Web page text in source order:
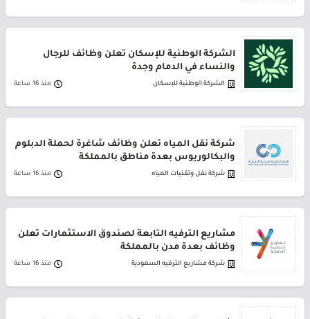
الشركة الوطنية للإسكان تعلن وظائف للرجال
والنساء في الدمام وجدة
الشركة الوطنية للإسكان منذ 16 ساعة
شركة نقل المياه تعلن وظائف شاغرة لحملة الدبلوم
والبكالوريوس بعدة مناطق بالمملكة
شركة نقل وتقنيات المياه منذ 16 ساعة
مشاريع الترفيه التابعة لصندوق الاستثمارات تعلن
وظائف بعدة مدن بالمملكة
شركة مشاريع الترفيه السعودية منذ 16 ساعة